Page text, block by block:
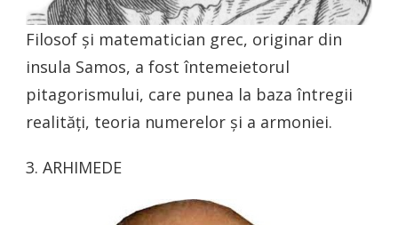
Filosof și matematician grec, originar din
insula Samos, a fost întemeietorul
pitagorismului, care punea la baza întregii
realități, teoria numerelor și a armoniei.
3. ARHIMEDE